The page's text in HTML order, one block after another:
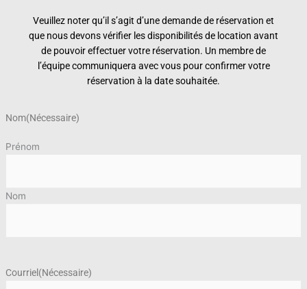
Veuillez noter qu’il s’agit d’une demande de réservation et
que nous devons vérifier les disponibilités de location avant
de pouvoir effectuer votre réservation. Un membre de
l’équipe communiquera avec vous pour confirmer votre
réservation à la date souhaitée.
Nom(Nécessaire)
Prénom
Nom
Courriel (Nécessaire)